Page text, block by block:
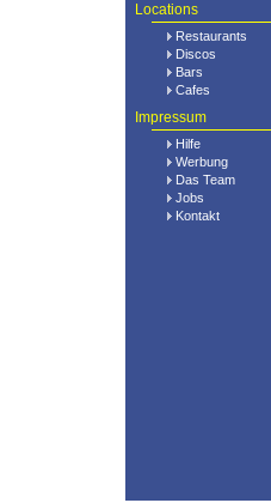
Locations
Restaurants
Discos
Bars
Cafes
Impressum
Hilfe
Werbung
Das Team
Jobs
Kontakt